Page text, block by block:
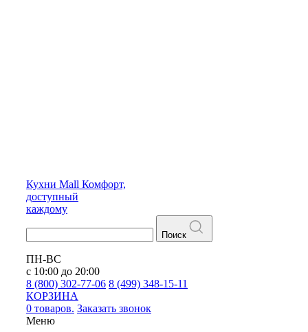
Кухни Mall Комфорт,
доступный
каждому
Поиск
ПН-ВС
с 10:00 до 20:00
8 (800) 302-77-06 8 (499) 348-15-11
КОРЗИНА
0 товаров. Заказать звонок
Меню